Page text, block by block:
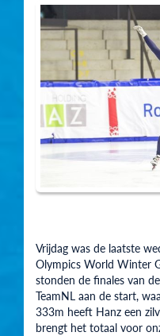
Vrijdag was de laatste
Olympics World Winter
stonden de finales van
TeamNL aan de start,
333m heeft Hanz een
brengt het totaal voor